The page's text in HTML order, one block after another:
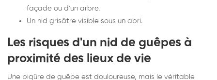
façade ou d'un arbre.
Un nid grisâtre visible sous un abri.
Les risques d'un nid de guêpes à
proximité des lieux de vie
Une piqûre de guêpe est douloureuse, mais le véritable